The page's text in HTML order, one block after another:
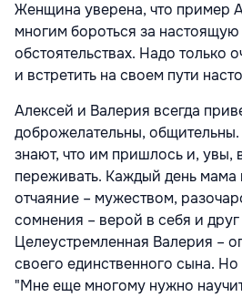
Женщина уверена, что пример
многим бороться за
обстоятельствах. Надо только
и встретить на своем пути
Алексей и Валерия всегда
доброжелательны,
знают, что им пришлось и, увы,
переживать. Каждый день
отчаяние – мужеством,
сомнения – верой в себя и друг
Целеустремленная Валерия –
своего единственного сына. Но
"Мне еще многому нужно